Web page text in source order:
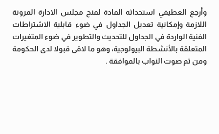
وأرجع العطيفي استحداثه المادة لمنح مجلس الادارة المرونة
اللازمة وإمكانية تعديل الجداول في ضوء قابلية الاشتراطات
الفنية الواردة في الجداول للتحديث والتطوير في ضوء المتغيرات
المتعلقة بالأنشطة البيولوجية، وهو ما لاقى قبولا لدى الحكومة
ومن ثم صوت النواب بالموافقة .